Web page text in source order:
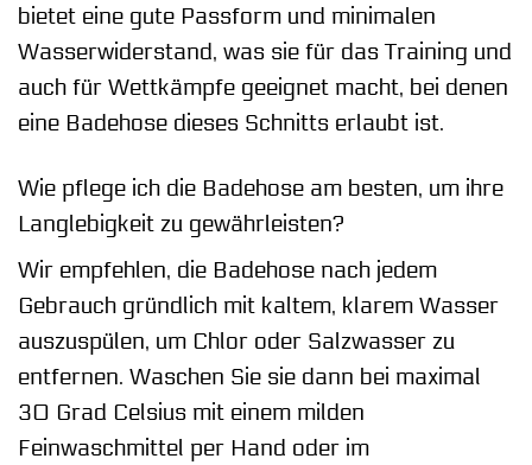
bietet eine gute Passform und minimalen
Wasserwiderstand, was sie für das Training und
auch für Wettkämpfe geeignet macht, bei denen
eine Badehose dieses Schnitts erlaubt ist.
Wie pflege ich die Badehose am besten, um ihre
Langlebigkeit zu gewährleisten?
Wir empfehlen, die Badehose nach jedem
Gebrauch gründlich mit kaltem, klarem Wasser
auszuspülen, um Chlor oder Salzwasser zu
entfernen. Waschen Sie sie dann bei maximal
30 Grad Celsius mit einem milden
Feinwaschmittel per Hand oder im